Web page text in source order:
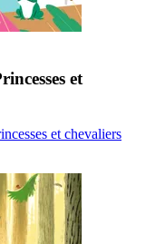
et
et chevaliers